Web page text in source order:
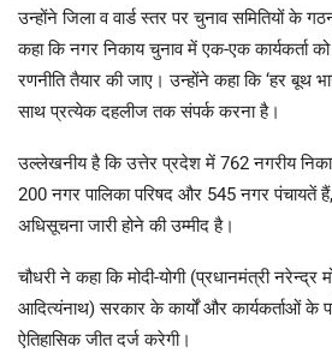
उन्होंने जिला व वार्ड स्तर पर चुनाव समितियों के
कहा कि नगर निकाय चुनाव में एक-एक कार्यकर्ता को
रणनीति तैयार की जाए। उन्होंने कहा कि ‘हर बूथ
साथ प्रत्येक दहलीज तक संपर्क करना है।
उल्लेखनीय है कि उत्तेर प्रदेश में 762 नगरीय
200 नगर पालिका परिषद और 545 नगर पंचायतें
अधिसूचना जारी होने की उम्मीद है।
चौधरी ने कहा कि मोदी-योगी (प्रधानमंत्री नरेन्‍द्र
आदित्यंनाथ) सरकार के कार्यों और कार्यकर्ताओं के
ऐतिहासिक जीत दर्ज करेगी।